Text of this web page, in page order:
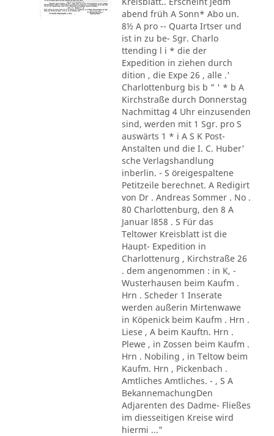
abend früh A Sonn* Abo un.
8½ A pro -- Quarta Irtser und
ist in zu be- Sgr. Charlo
ttending l i * die der
Expedition in ziehen durch
dition , die Expe 26 , alle .'
Charlottenburg bis b " ' * b A
Kirchstraße durch Donnerstag
Nachmittag 4 Uhr einzusenden
sind, werden mit 1 Sgr. pro S
auswärts 1 * i A S K Post-
Anstalten und die I. C. Huber'
sche Verlagshandlung
inberlin. - S öreigespaltene
Petitzeile berechnet. A Redigirt
von Dr . Andreas Sommer . No .
80 Charlottenburg, den 8 A
Januar l858 . S Für das
Teltower Kreisblatt ist die
Haupt- Expedition in
Charlottenurg , Kirchstraße 26
. dem angenommen : in K, -
Wusterhausen beim Kaufm .
Hrn . Scheder 1 Inserate
werden außerin Mirtenwawe
in Köpenick beim Kaufm . Hrn .
Liese , A beim Kauftn. Hrn .
Plewe , in Zossen beim Kaufm .
Hrn . Nobiling , in Teltow beim
Kaufm. Hrn , Pickenbach .
Amtliches Amtliches. - , S A
BekannemachungDen
Adjarenten des Dadme- Fließes
im diesseitigen Kreise wird
hiermi ..."